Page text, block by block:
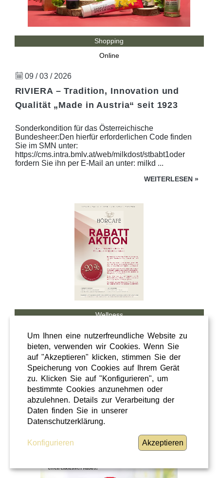
Shopping
Online
09 / 03 / 2026
RIVIERA – Tradition, Innovation und
Qualität „Made in Austria“ seit 1923
Sonderkondition für das Österreichische
Bundesheer:Den hierfür erforderlichen Code finden
Sie im SMN unter:
https://cms.intra.bmlv.at/web/milkdost/stbabt1oder
fordern Sie ihn per E-Mail an unter: milkd ...
WEITERLESEN »
Wellness
Steiermark
28 / 02 / 2026
Hörcafe
Hörcafe
Um Ihnen eine nutzerfreundliche Website zu
bieten, verwenden wir Cookies. Wenn Sie
auf "Akzeptieren" klicken, stimmen Sie der
Speicherung von Cookies auf Ihrem Gerät
zu. Klicken Sie auf "Konfigurieren", um
bestimmte Cookies anzunehmen oder
abzulehnen. Details zur Verarbeitung der
Daten finden Sie in unserer
Datenschutzerklärung.
Konfigurieren Akzeptieren